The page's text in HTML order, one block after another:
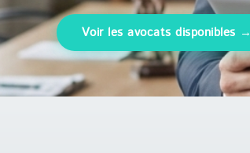
Voir les avocats disponibles →